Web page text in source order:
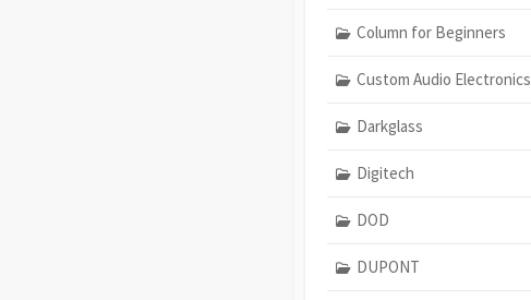
Column for Beginners
Custom Audio Electronics
Darkglass
Digitech
DOD
DUPONT